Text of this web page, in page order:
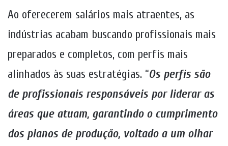
Ao oferecerem salários mais atraentes, as
indústrias acabam buscando profissionais mais
preparados e completos, com perfis mais
alinhados às suas estratégias. “Os perfis são
de profissionais responsáveis por liderar as
áreas que atuam, garantindo o cumprimento
dos planos de produção, voltado a um olhar